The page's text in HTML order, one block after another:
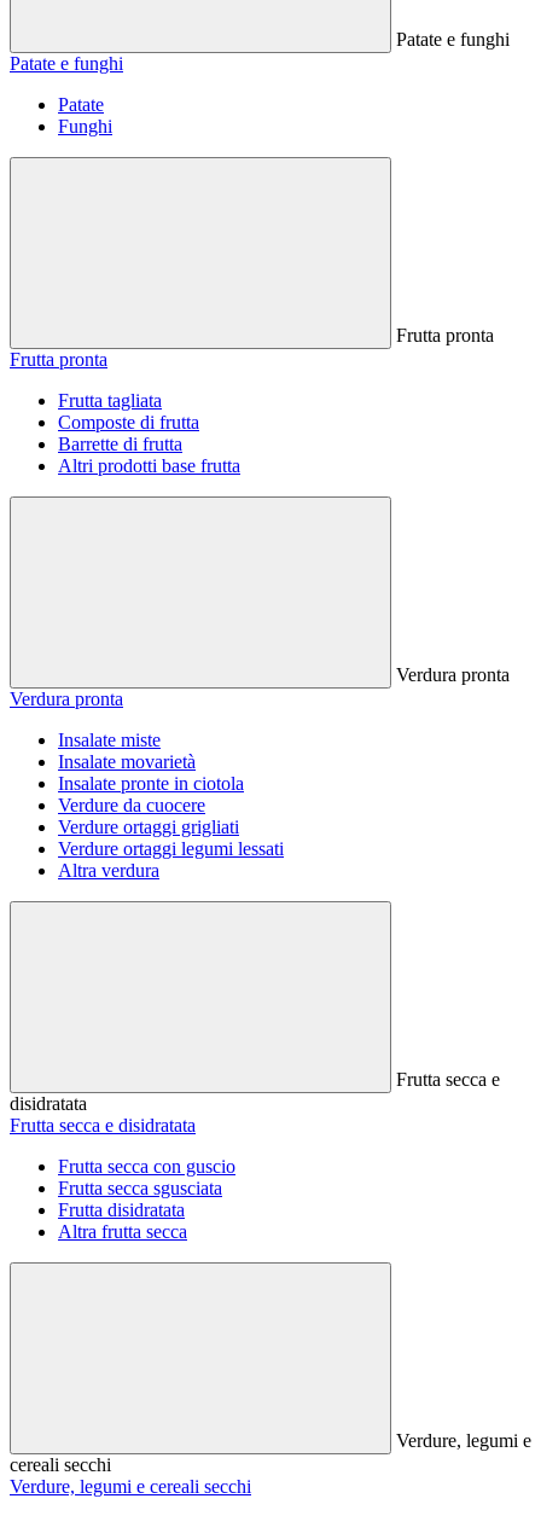
Patate e funghi
Patate e funghi
Patate
Funghi
Frutta pronta
Frutta pronta
Frutta tagliata
Composte di frutta
Barrette di frutta
Altri prodotti base frutta
Verdura pronta
Verdura pronta
Insalate miste
Insalate movarietà
Insalate pronte in ciotola
Verdure da cuocere
Verdure ortaggi grigliati
Verdure ortaggi legumi lessati
Altra verdura
Frutta secca e
disidratata
Frutta secca e disidratata
Frutta secca con guscio
Frutta secca sgusciata
Frutta disidratata
Altra frutta secca
Verdure, legumi e
cereali secchi
Verdure, legumi e cereali secchi